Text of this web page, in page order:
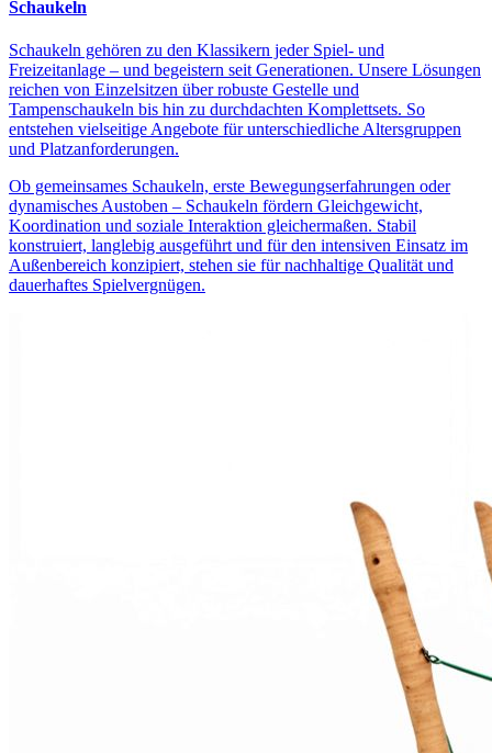
Schaukeln
Schaukeln gehören zu den Klassikern jeder Spiel- und
Freizeitanlage – und begeistern seit Generationen. Unsere Lösungen
reichen von Einzelsitzen über robuste Gestelle und
Tampenschaukeln bis hin zu durchdachten Komplettsets. So
entstehen vielseitige Angebote für unterschiedliche Altersgruppen
und Platzanforderungen.
Ob gemeinsames Schaukeln, erste Bewegungserfahrungen oder
dynamisches Austoben – Schaukeln fördern Gleichgewicht,
Koordination und soziale Interaktion gleichermaßen. Stabil
konstruiert, langlebig ausgeführt und für den intensiven Einsatz im
Außenbereich konzipiert, stehen sie für nachhaltige Qualität und
dauerhaftes Spielvergnügen.